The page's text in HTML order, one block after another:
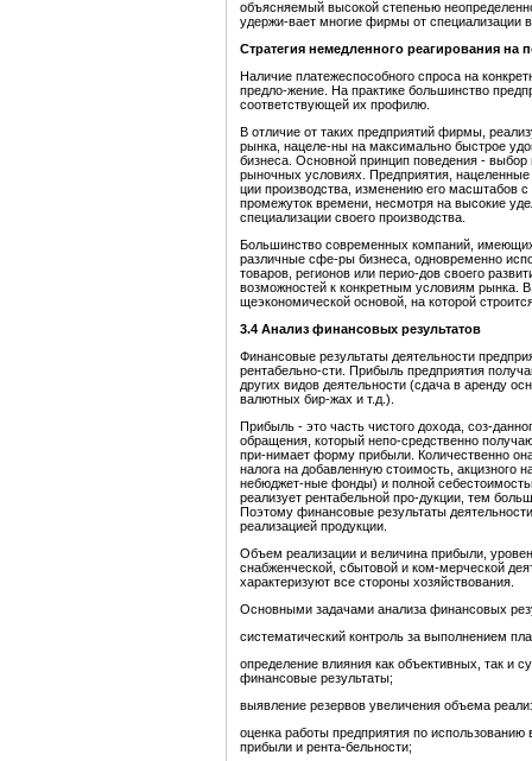
объясняемый высокой степенью
удержи-вает многие фирмы от специализации
Стратегия немедленного реагирования на
Наличие платежеспособного спроса на
предло-жение. На практике большинство
соответствующей их профилю.
В отличие от таких предприятий фирмы,
рынка, нацеле-ны на максимально быстрое
бизнеса. Основной принцип поведения -
рыночных условиях. Предприятия,
ции производства, изменению его масштабов
промежуток времени, несмотря на высокие
специализации своего производства.
Большинство современных компаний,
различные сфе-ры бизнеса, одновременно
товаров, регионов или перио-дов своего
возможностей к конкретным условиям рынка.
щеэкономической основой, на которой
3.4 Анализ финансовых результатов
Финансовые результаты деятельности
рентабельно-сти. Прибыль предприятия
других видов деятельности (сдача в аренду
валютных бир-жах и т.д.).
Прибыль - это часть чистого дохода, соз-
обращения, который непо-средственно
при-нимает форму прибыли. Количественно
налога на добавленную стоимость, акцизного
небюджет-ные фонды) и полной
реализует рентабельной про-дукции, тем
Поэтому финансовые результаты
реализацией продукции.
Объем реализации и величина прибыли,
снабженческой, сбытовой и ком-мерческой
характеризуют все стороны хозяйствования.
Основными задачами анализа финансовых
систематический контроль за выполнением
определение влияния как объективных, так и
финансовые результаты;
выявление резервов увеличения объема
оценка работы предприятия по
прибыли и рента-бельности;